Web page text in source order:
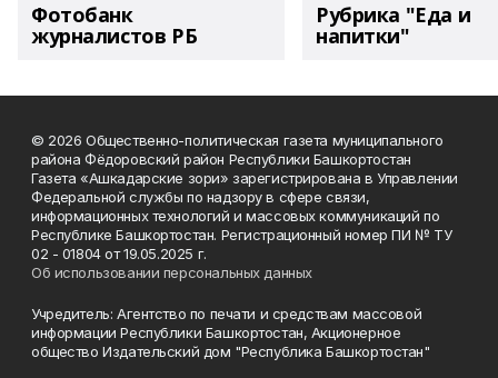
Фотобанк
журналистов РБ
Рубрика "Еда и
напитки"
© 2026 Общественно-политическая газета муниципального
района Фёдоровский район Республики Башкортостан
Газета «Ашкадарские зори» зарегистрирована в Управлении
Федеральной службы по надзору в сфере связи,
информационных технологий и массовых коммуникаций по
Республике Башкортостан. Регистрационный номер ПИ № ТУ
02 - 01804 от 19.05.2025 г.
Об использовании персональных данных
Учредитель: Агентство по печати и средствам массовой
информации Республики Башкортостан, Акционерное
общество Издательский дом "Республика Башкортостан"